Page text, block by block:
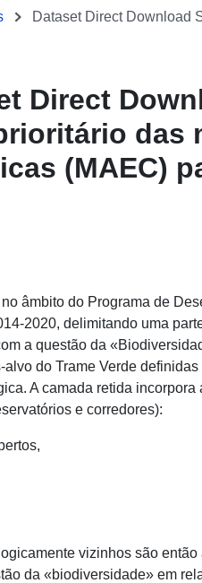
Direct
das
(MAEC)
das
para a
verde em
âmbito do Programa de
2020, delimitando uma
a questão da
do Trame Verde
A camada retida incorpora
e corredores):
vizinhos são
da «biodiversidade» em